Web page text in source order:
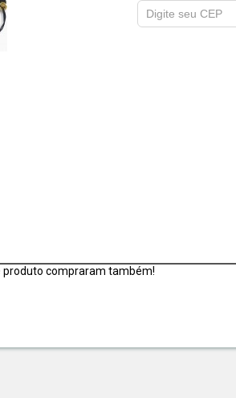
compraram também!